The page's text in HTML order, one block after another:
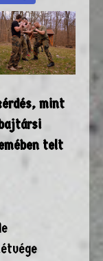
mint
telt